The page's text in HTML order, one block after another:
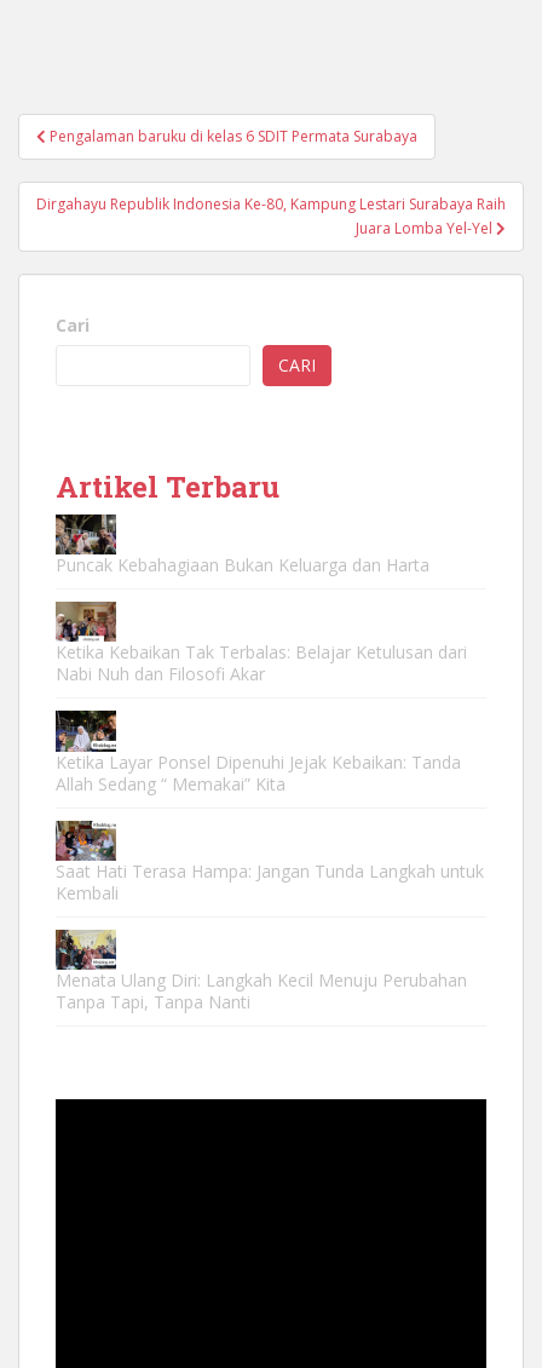
Navigasi
pos
Pengalaman baruku di kelas 6 SDIT Permata Surabaya
Dirgahayu Republik Indonesia Ke-80, Kampung Lestari Surabaya Raih
Juara Lomba Yel-Yel
Cari
CARI
Artikel Terbaru
Puncak Kebahagiaan Bukan Keluarga dan Harta
Ketika Kebaikan Tak Terbalas: Belajar Ketulusan dari
Nabi Nuh dan Filosofi Akar
Ketika Layar Ponsel Dipenuhi Jejak Kebaikan: Tanda
Allah Sedang “ Memakai” Kita
Saat Hati Terasa Hampa: Jangan Tunda Langkah untuk
Kembali
Menata Ulang Diri: Langkah Kecil Menuju Perubahan
Tanpa Tapi, Tanpa Nanti